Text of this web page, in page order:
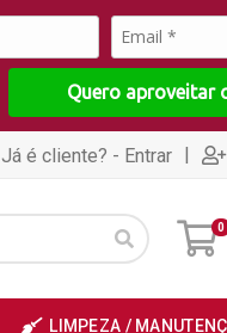
Quero aproveitar
Já é cliente? - Entrar |
0
LIMPEZA /